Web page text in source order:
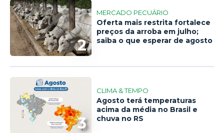
2
MERCADO PECUÁRIO
Oferta mais restrita fortalece
preços da arroba em julho;
saiba o que esperar de agosto
3
CLIMA & TEMPO
Agosto terá temperaturas
acima da média no Brasil e
chuva no RS